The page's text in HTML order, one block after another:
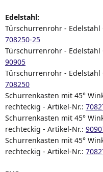
Edelstahl:
Türschurrenrohr - Edelstahl
708250-25
Türschurrenrohr - Edelstahl
90905
Türschurrenrohr - Edelstahl
708250
Schurrenkasten mit 45°
rechteckig - Artikel-Nr.:
Schurrenkasten mit 45°
rechteckig - Artikel-Nr.:
Schurrenkasten mit 45°
rechteckig - Artikel-Nr.: